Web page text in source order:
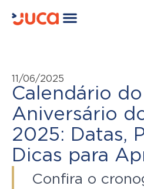
11/06/2025
Calendário
Aniversário
2025: Datas,
Dicas para
Confira o